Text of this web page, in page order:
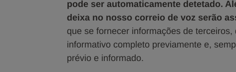
pode ser automaticamente detetado.
deixa no nosso correio de voz serão
que se fornecer informações de
informativo completo previamente e,
prévio e informado.